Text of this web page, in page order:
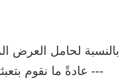
بالنسبة لحامل العرض
عادةً ما نقوم بتعبئته بهذه الطريقة ---